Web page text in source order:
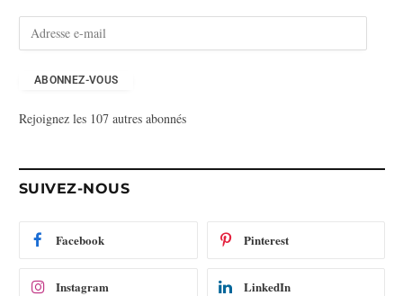
s
-
m
ABONNEZ-VOUS
Rejoignez les 107 autres abonnés
SUIVEZ-NOUS
Facebook Pinterest
Instagram LinkedIn